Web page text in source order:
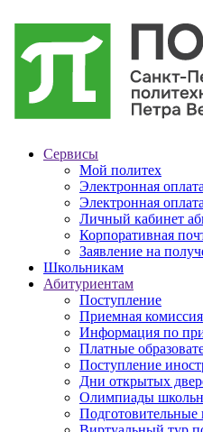
Сервисы
Мой политех
Электронная
Электронная
Личный кабинет
Корпоративная
Заявление на
Школьникам
Абитуриентам
Поступление
Приемная комиссия
Информация по
Платные
Поступление
Дни открытых
Олимпиады
Подготовительные